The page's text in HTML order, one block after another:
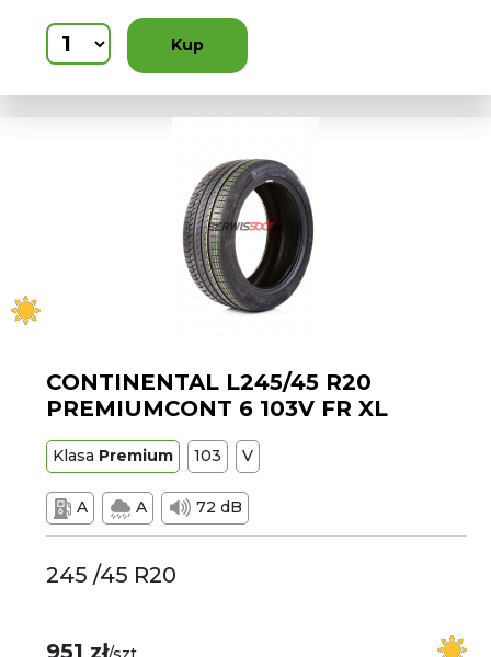
Kup
CONTINENTAL L245/45 R20
PREMIUMCONT 6 103V FR XL
Klasa Premium 103 V
A A 72 dB
245 /45 R20
951 zł